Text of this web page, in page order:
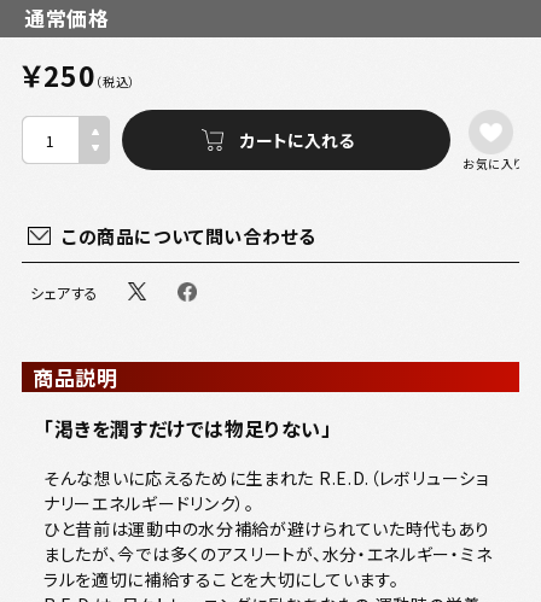
通常価格
￥250 （税込）
お気に入り
この商品について問い合わせる
シェアする
商品説明
「渇きを潤すだけでは物足りない」
そんな想いに応えるために生まれた R.E.D.（レボリューショ
ナリーエネルギードリンク）。
ひと昔前は運動中の水分補給が避けられていた時代もあり
ましたが、今では多くのアスリートが、水分・エネルギー・ミネ
ラルを適切に補給することを大切にしています。